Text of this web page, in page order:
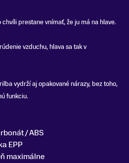
prestane vnímať, že ju má na hlave.
vzduchu, hlava sa tak v
vydrží aj opakované nárazy, bez toho,
funkciu.
/ ABS
EPP
maximálne